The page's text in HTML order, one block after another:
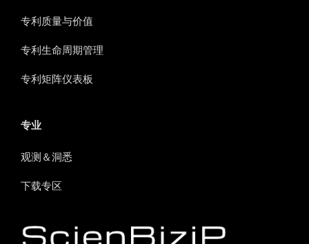
专利质量与价值
专利生命周期管理
专利矩阵仪表板
专业
观测＆洞悉
下载专区